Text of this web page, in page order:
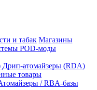
и табак Магазины
POD-моды
Дрип-атомайзеры (RDA)
товары
/ RBA-базы